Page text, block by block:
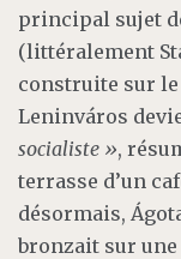
principal sujet
(littéralement
construite sur le
Leninváros
socialiste »,
terrasse d’un
désormais,
bronzait sur